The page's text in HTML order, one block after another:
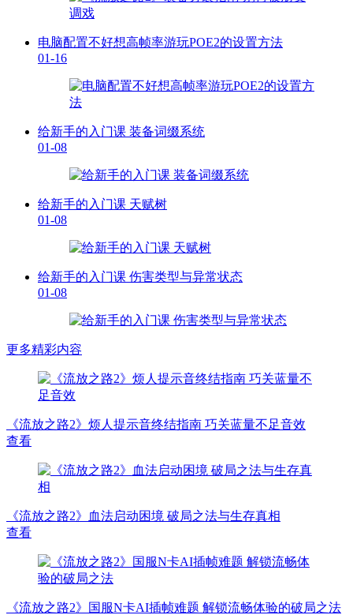
电脑配置不好想高帧率游玩POE2的设置方法
01-16
给新手的入门课 装备词缀系统
01-08
给新手的入门课 天赋树
01-08
给新手的入门课 伤害类型与异常状态
01-08
更多精彩内容
《流放之路2》烦人提示音终结指南 巧关蓝量不足音效
查看
《流放之路2》血法启动困境 破局之法与生存真相
查看
《流放之路2》国服N卡AI插帧难题 解锁流畅体验的破局之法